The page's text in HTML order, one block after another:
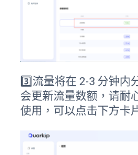
3️⃣流量将在 2-3 分钟内
会更新流量数额，请耐
使用，可以点击下方卡